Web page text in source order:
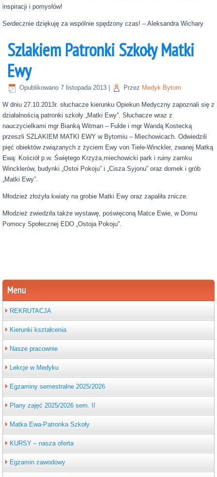
Menu
REKRUTACJA
Kierunki kształcenia
Nasze pracownie
Lekcje w Medyku
Egzaminy semestralne 2025/2026
Plany zajęć 2025/2026 sem. II
Matka Ewa-Patronka Szkoły
KURSY – nasza oferta
Egzamin zawodowy
inspiracji i pomysłów!
Serdecznie dziękuję za wspólnie spędzony czas! – Aleksandra Wichary
Szlakiem Patronki Szkoły Matki
Ewy
Opublikowano 7 listopada 2013 Przez Medyk Bytom
W dniu 27.10.2013r. słuchacze kierunku Opiekun Medyczny zapoznali się z
działalnością patronki szkoły „Matki Ewy”. Słuchacze wraz z
nauczycielkami mgr Bianką Witman – Fulde i mgr Wandą Kostecką
przeszli SZLAKIEM MATKI EWY w Bytomiu – Miechowicach. Odwiedzili
pięć obiektów związanych z życiem Ewy von Tiele-Winckler, zwanej Matką
Ewą: Kościół p.w. Świętego Krzyża,miechowicki park i ruiny zamku
Wincklerów, budynki „Ostoi Pokoju” i „Cisza Syjonu” oraz domek i grób
„Matki Ewy”.
Młodzież złożyła kwiaty na grobie Matki Ewy oraz zapaliła znicze.
Młodzież zwiedziła także wystawę, poświęconą Matce Ewie, w Domu
Pomocy Społecznej EDO „Ostoja Pokoju”.